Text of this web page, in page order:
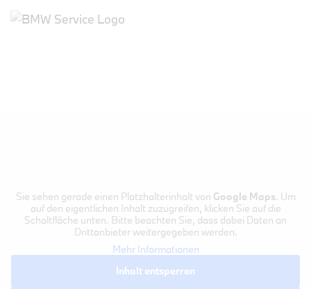
Sie sehen gerade einen Platzhalterinhalt von Google Maps. Um
auf den eigentlichen Inhalt zuzugreifen, klicken Sie auf die
Schaltfläche unten. Bitte beachten Sie, dass dabei Daten an
Drittanbieter weitergegeben werden.
Mehr Informationen
Inhalt entsperren